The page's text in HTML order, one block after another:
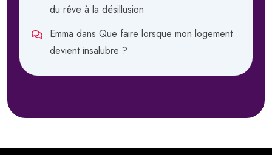
du rêve à la désillusion
Emma dans Que faire lorsque mon logement
devient insalubre ?